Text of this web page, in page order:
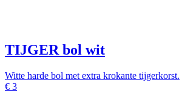
TIJGER bol wit
Witte harde bol met extra krokante tijgerkorst.
€ 3